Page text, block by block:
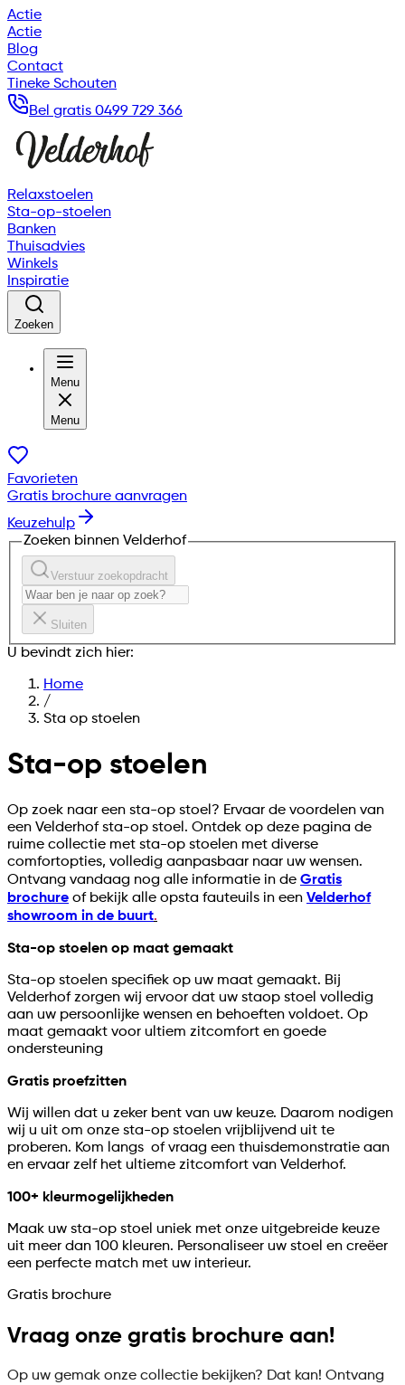
Actie
Actie
Blog
Contact
Tineke Schouten
Bel gratis 0499 729 366
Relaxstoelen
Sta-op-stoelen
Banken
Thuisadvies
Winkels
Inspiratie
Zoeken
Menu
Menu
Favorieten
Gratis brochure aanvragen
Keuzehulp
Zoeken binnen Velderhof
Verstuur zoekopdracht
Sluiten
U bevindt zich hier:
Home
/
Sta op stoelen
Sta-op stoelen
Op zoek naar een sta-op stoel? Ervaar de voordelen van
een Velderhof sta-op stoel. Ontdek op deze pagina de
ruime collectie met sta-op stoelen met diverse
comfortopties, volledig aanpasbaar naar uw wensen.
Ontvang vandaag nog alle informatie in de Gratis
brochure of bekijk alle opsta fauteuils in een Velderhof
showroom in de buurt.
Sta-op stoelen op maat gemaakt
Sta-op stoelen specifiek op uw maat gemaakt. Bij
Velderhof zorgen wij ervoor dat uw staop stoel volledig
aan uw persoonlijke wensen en behoeften voldoet. Op
maat gemaakt voor ultiem zitcomfort en goede
ondersteuning
Gratis proefzitten
Wij willen dat u zeker bent van uw keuze. Daarom nodigen
wij u uit om onze sta-op stoelen vrijblijvend uit te
proberen. Kom langs of vraag een thuisdemonstratie aan
en ervaar zelf het ultieme zitcomfort van Velderhof.
100+ kleurmogelijkheden
Maak uw sta-op stoel uniek met onze uitgebreide keuze
uit meer dan 100 kleuren. Personaliseer uw stoel en creëer
een perfecte match met uw interieur.
Gratis brochure
Vraag onze gratis brochure aan!
Op uw gemak onze collectie bekijken? Dat kan! Ontvang